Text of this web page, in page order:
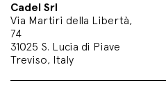
Cadel Srl
Via Martiri della Libertà,
74
31025 S. Lucia di Piave
Treviso, Italy